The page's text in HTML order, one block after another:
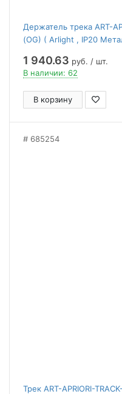
Держатель трека ART-
(OG) ( Arlight , IP20
1 940.63 руб. / шт.
В наличии: 62
В корзину
685254
Трек ART-APRIORI-